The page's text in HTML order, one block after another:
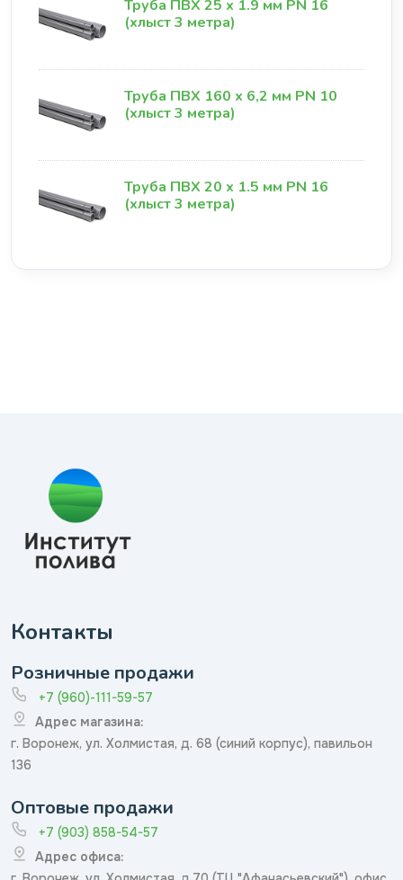
Труба ПВХ 25 х 1.9 мм PN 16
(хлыст 3 метра)
Труба ПВХ 160 х 6,2 мм PN 10
(хлыст 3 метра)
Труба ПВХ 20 х 1.5 мм PN 16
(хлыст 3 метра)
Контакты
Розничные продажи
+7 (960)-111-59-57
Адрес магазина:
г. Воронеж, ул. Холмистая, д. 68 (синий корпус), павильон
136
Оптовые продажи
+7 (903) 858-54-57
Адрес офиса: